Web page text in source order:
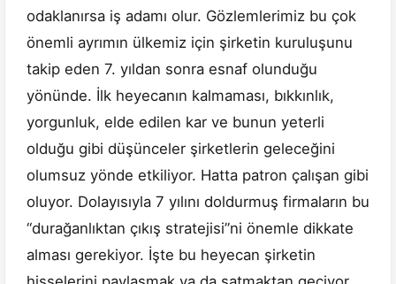
odaklanırsa iş adamı olur. Gözlemlerimiz bu çok
önemli ayrımın ülkemiz için şirketin kuruluşunu
takip eden 7. yıldan sonra esnaf olunduğu
yönünde. İlk heyecanın kalmaması, bıkkınlık,
yorgunluk, elde edilen kar ve bunun yeterli
olduğu gibi düşünceler şirketlerin geleceğini
olumsuz yönde etkiliyor. Hatta patron çalışan gibi
oluyor. Dolayısıyla 7 yılını doldurmuş firmaların bu
“durağanlıktan çıkış stratejisi”ni önemle dikkate
alması gerekiyor. İşte bu heyecan şirketin